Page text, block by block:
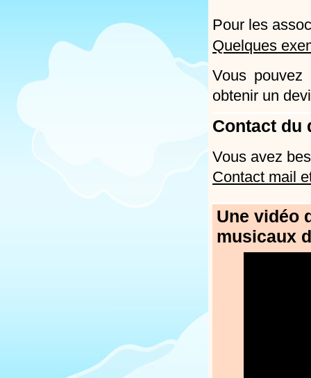
Pour les
Quelques
Vous pouvez
obtenir un
Contact du
Vous avez
Contact mail
Une vidéo
musicaux